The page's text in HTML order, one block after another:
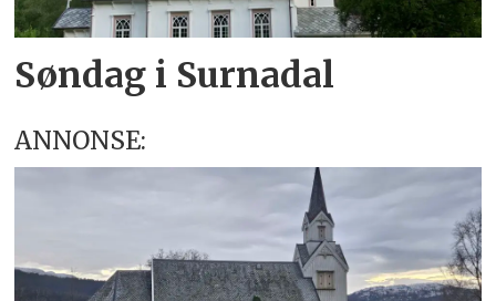
Søndag i Surnadal
ANNONSE: